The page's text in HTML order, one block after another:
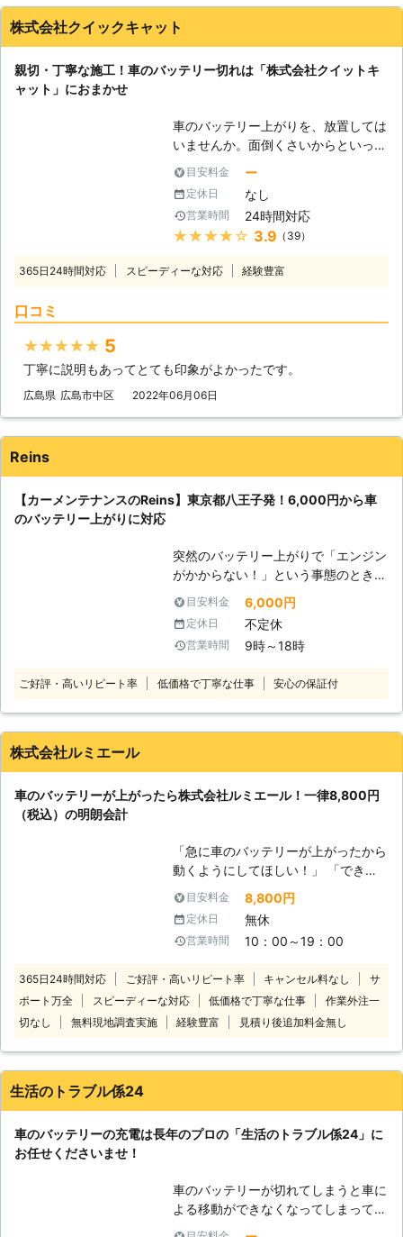
い。 出張無料となります。お気軽に
お問い合わせ下さい。
株式会社クイックキャット
親切・丁寧な施工！車のバッテリー切れは「株式会社クイットキ
ャット」におまかせ
車のバッテリー上がりを、放置しては
いませんか。面倒くさいからといって
バッテリー上がりを放置してしまう
と、タンク内のガソリンが固まって詰
まりを引き起こす恐れがあります。そ
のため、車のバッテリー上がりはすぐ
にでも解消する必要があるのです。
きは、「株式会社クイックキャット」
てしまったからです。車のエンジンは
バッテリー内の電気を利用して動きだ
って動かなくなってしまいます。
できます 車のバッテリーが上がって
しまったことに気づくのは、車を運転
しようとしたけれどうんともすんとも
動かないときです。実際に運転をしよ
うとしたその瞬間に気が付くので、時
間的に余裕がないことも多いでしょ
社クイックキャット」の出番です！弊
社は、24時間365日対応していま
す。毎日いつでもお客様のご依頼に備
らご連絡があったときに迅速に駆けつ
けることができるのです。 また最短
30分で対応できるので、バッテリー
らせることが可能です。お客様がすぐ
にでも運転ができる状況になるように
努めさせていただきますので、車のバ
ッテリーが上がった時はぜひ弊社をご
利用くださいませ。
目安料金 ー
定休日 なし
営業時間 24時間対応
★★★★★ 3.9 （39）
365日24時間対応 スピーディーな対応 経験豊富
口コミ
★★★★★ 5
丁寧に説明もあってとても印象がよかったです。
広島県 広島市中区 2022年06月06日
Reins
【カーメンテナンスのReins】東京都八王子発！6,000円から車
のバッテリー上がりに対応
突然のバッテリー上がりで「エンジン
がかからない！」という事態のとき、
頼れる業者を知っていると安心です。
普段は車の出張点検やクリーニングを
おこなうReinsですが、都内から神奈
川・埼玉まで車のバッテリー上がりに
ご連絡ください！ ●バッテリー上が
りやすいです。エンジンが動かず困っ
（ジャンプスタート）をおこないま
す！ご相談から受け付けていますので
「これってバッテリー上がり？」とい
うときはご連絡ください。 ●対応地
域は出張費無料！6,000円から対応
神奈川・埼玉・山梨（一部）まで対応
しており、出張費無料です。 車のバ
ッテリー上がり対処は6,000円から対
応していますので「料金の目安がなく
点検や車内・外のクリーニングを承っ
の調子が悪いから、うちまで点検に来
てくれないかな」そんなときはお任せ
目安料金 6,000円
定休日 不定休
営業時間 9時～18時
ご好評・高いリピート率 低価格で丁寧な仕事 安心の保証付
株式会社ルミエール
車のバッテリーが上がったら株式会社ルミエール！一律8,800円
（税込）の明朗会計
「急に車のバッテリーが上がったから
動くようにしてほしい！」 「できる
だけ安く・早くジャンプスタートして
くれる業者を探している」 そんなと
きは株式会社ルミエールにお任せくだ
さい！ 車が動かないお客様のもとに
ジンがかかるようお手伝い！突然のバ
ッテリー上がりでお困りのところを解
決します。 国産乗用車の対応のみに
費無料の一律8,800円（税込）でお客
よ！近郊エリアで車のバッテリー上が
りにお困りのときにはご連絡くださ
目安料金 8,800円
定休日 無休
営業時間 10：00～19：00
365日24時間対応 ご好評・高いリピート率 キャンセル料なし
サ
ポート万全
スピーディーな対応 低価格で丁寧な仕事
作業外注一
切なし
無料現地調査実施 経験豊富 見積り後追加料金無し
生活のトラブル係24
車のバッテリーの充電は長年のプロの「生活のトラブル係24」に
お任せくださいませ！
車のバッテリーが切れてしまうと車に
よる移動ができなくなってしまって、
とても大変ですよね。ドライブ中に車